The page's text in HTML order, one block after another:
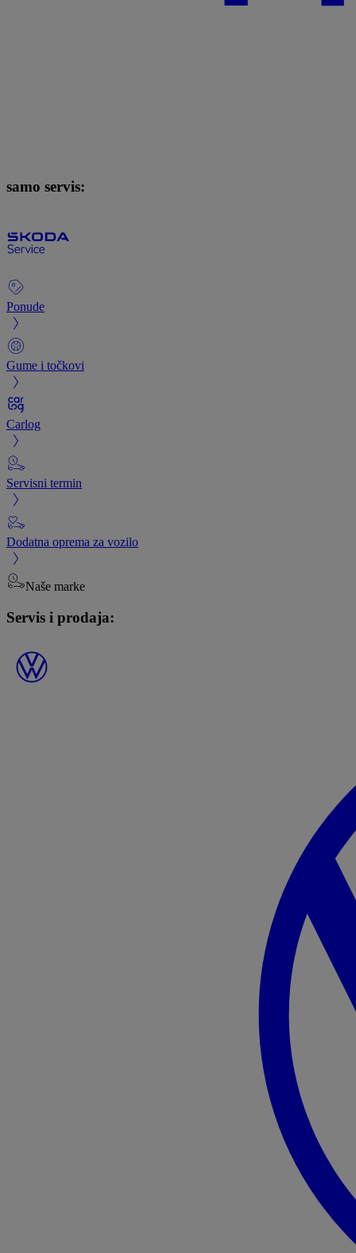
samo servis:
Ponude
Gume i točkovi
Carlog
Servisni termin
Dodatna oprema za vozilo
Naše marke
Servis i prodaja: